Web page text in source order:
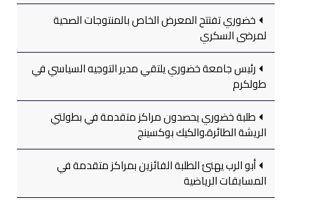
خضوري تفتتح المعرض الخاص بالمنتوجات الصحية
لمرضى السكري
رئيس جامعة خضوري يلتقي مدير التوجيه السياسي في
طولكرم
طلبة خضوري يحصدون مراكز متقدمة في بطولتي
الريشة الطائرة،والكيك بوكسينج
أبو الرب يهنئ الطلبة الفائزين بمراكز متقدمة في
المسابقات الرياضية